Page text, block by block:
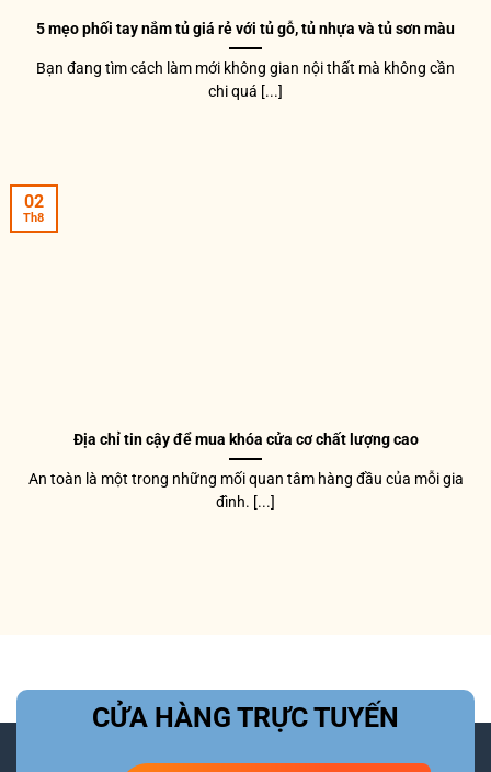
5 mẹo phối tay nắm tủ giá rẻ với tủ gỗ, tủ nhựa và tủ sơn màu
Bạn đang tìm cách làm mới không gian nội thất mà không cần
chi quá [...]
Địa chỉ tin cậy để mua khóa cửa cơ chất lượng cao
An toàn là một trong những mối quan tâm hàng đầu của mỗi gia
đình. [...]
02
Th8
CỬA HÀNG TRỰC TUYẾN